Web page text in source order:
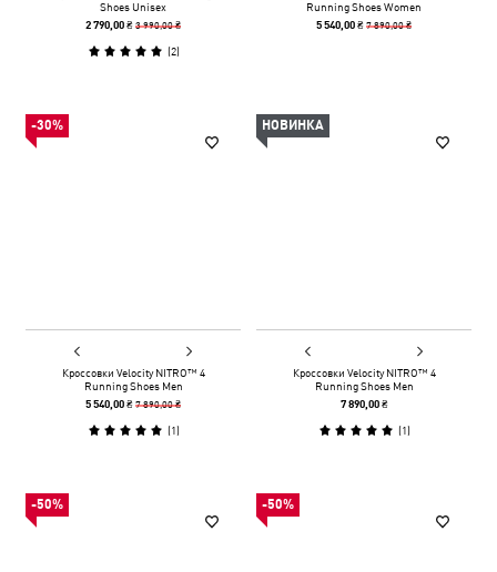
Shoes Unisex
2 790,00 ₴3 990,00 ₴
(2)
Running Shoes Women
5 540,00 ₴7 890,00 ₴
-30%
Кроссовки Velocity NITRO™ 4
Running Shoes Men
5 540,00 ₴7 890,00 ₴
(1)
НОВИНКА
Кроссовки Velocity NITRO™ 4
Running Shoes Men
7 890,00 ₴
(1)
-50% -50%